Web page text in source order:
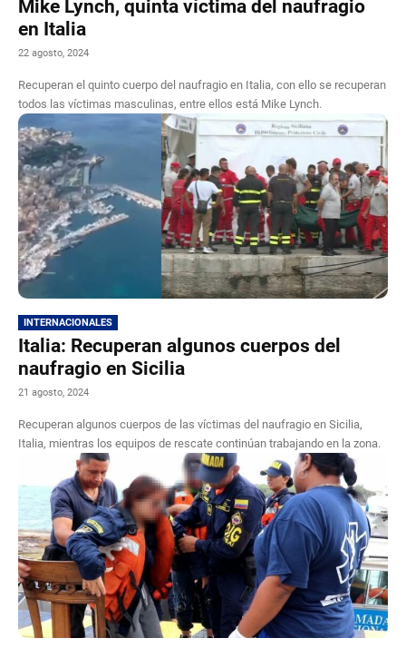
Mike Lynch, quinta víctima del naufragio
en Italia
22 agosto, 2024
Recuperan el quinto cuerpo del naufragio en Italia, con ello se recuperan
todos las víctimas masculinas, entre ellos está Mike Lynch.
INTERNACIONALES
Italia: Recuperan algunos cuerpos del
naufragio en Sicilia
21 agosto, 2024
Recuperan algunos cuerpos de las víctimas del naufragio en Sicilia,
Italia, mientras los equipos de rescate continúan trabajando en la zona.